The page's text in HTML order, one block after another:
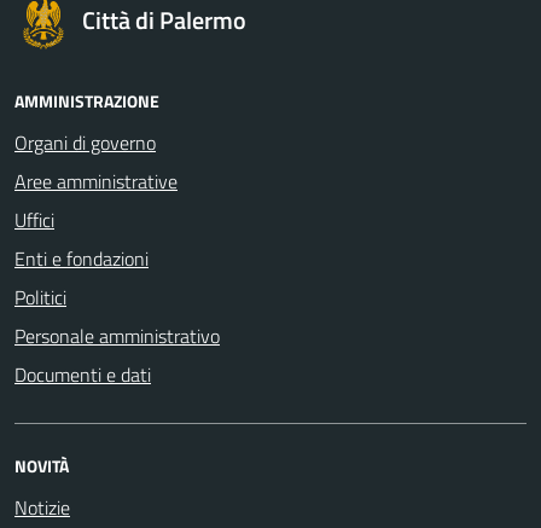
Città di Palermo
AMMINISTRAZIONE
Organi di governo
Aree amministrative
Uffici
Enti e fondazioni
Politici
Personale amministrativo
Documenti e dati
NOVITÀ
Notizie